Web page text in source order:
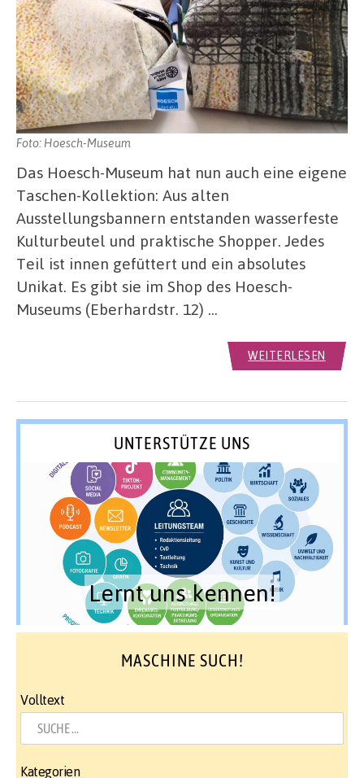
Foto: Hoesch-Museum
Das Hoesch-Museum hat nun auch eine eigene
Taschen-Kollektion: Aus alten
Ausstellungsbannern entstanden wasserfeste
Kulturbeutel und praktische Shopper. Jedes
Teil ist innen gefüttert und ein absolutes
Unikat. Es gibt sie im Shop des Hoesch-
Museums (Eberhardstr. 12) …
WEITERLESEN
UNTERSTÜTZE UNS
Lernt uns kennen!
MASCHINE SUCH!
Volltext
Kategorien